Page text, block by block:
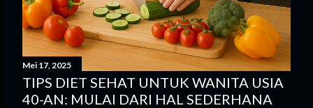
Mei 17, 2025
TIPS DIET SEHAT UNTUK WANITA USIA
40-AN: MULAI DARI HAL SEDERHANA